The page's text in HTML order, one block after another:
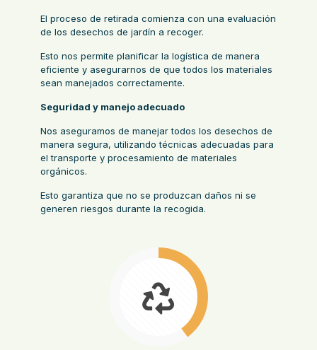
El proceso de retirada comienza con una evaluación
de los desechos de jardín a recoger.
Esto nos permite planificar la logística de manera
eficiente y asegurarnos de que todos los materiales
sean manejados correctamente.
Seguridad y manejo adecuado
Nos aseguramos de manejar todos los desechos de
manera segura, utilizando técnicas adecuadas para
el transporte y procesamiento de materiales
orgánicos.
Esto garantiza que no se produzcan daños ni se
generen riesgos durante la recogida.